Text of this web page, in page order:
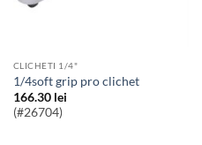
CLICHETI 1/4"
1/4soft grip pro clichet
166.30 lei
(#26704)